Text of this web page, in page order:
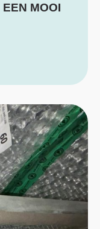
EEN MOOI